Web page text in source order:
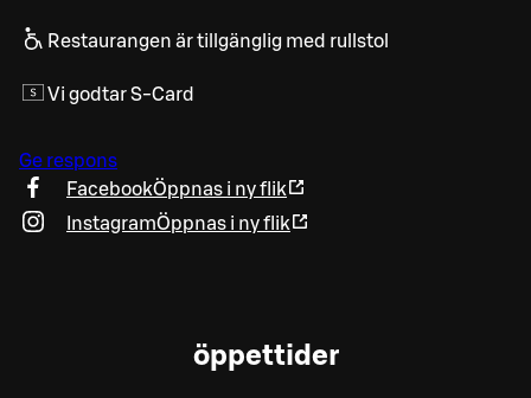
Restaurangen är tillgänglig med rullstol
Vi godtar S-Card
Ge respons
FacebookÖppnas i ny flik
InstagramÖppnas i ny flik
öppettider